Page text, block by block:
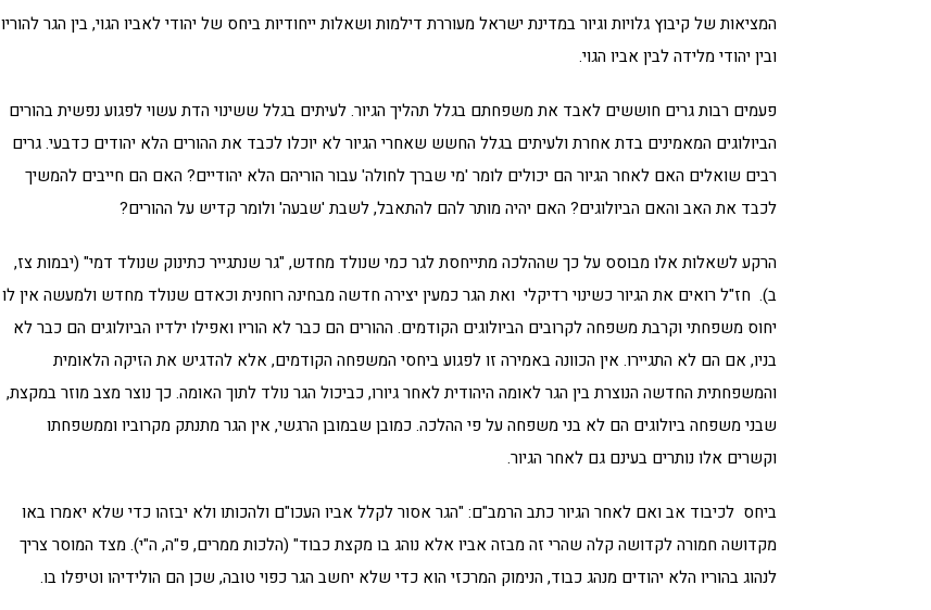
המציאות של קיבוץ גלויות וגיור במדינת ישראל מעוררת דילמות ושאלות ייחודיות ביחס של יהודי לאביו הגוי, בין הגר להוריו
ובין יהודי מלידה לבין אביו הגוי.
פעמים רבות גרים חוששים לאבד את משפחתם בגלל תהליך הגיור. לעיתים בגלל ששינוי הדת עשוי לפגוע נפשית בהורים
הביולוגים המאמינים בדת אחרת ולעיתים בגלל החשש שאחרי הגיור לא יוכלו לכבד את ההורים הלא יהודים כדבעי. גרים
רבים שואלים האם לאחר הגיור הם יכולים לומר 'מי שברך לחולה' עבור הוריהם הלא יהודיים? האם הם חייבים להמשיך
לכבד את האב והאם הביולוגים? האם יהיה מותר להם להתאבל, לשבת 'שבעה' ולומר קדיש על ההורים?
הרקע לשאלות אלו מבוסס על כך שההלכה מתייחסת לגר כמי שנולד מחדש, "גר שנתגייר כתינוק שנולד דמי" (יבמות צז,
ב). חז"ל רואים את הגיור כשינוי רדיקלי ואת הגר כמעין יצירה חדשה מבחינה רוחנית וכאדם שנולד מחדש ולמעשה אין לו
יחוס משפחתי וקרבת משפחה לקרובים הביולוגים הקודמים. ההורים הם כבר לא הוריו ואפילו ילדיו הביולוגים הם כבר לא
בניו, אם הם לא התגיירו. אין הכוונה באמירה זו לפגוע ביחסי המשפחה הקודמים, אלא להדגיש את הזיקה הלאומית
והמשפחתית החדשה הנוצרת בין הגר לאומה היהודית לאחר גיורו, כביכול הגר נולד לתוך האומה. כך נוצר מצב מוזר במקצת,
שבני משפחה ביולוגים הם לא בני משפחה על פי ההלכה. כמובן שבמובן הרגשי, אין הגר מתנתק מקרוביו וממשפחתו
וקשרים אלו נותרים בעינם גם לאחר הגיור.
ביחס לכיבוד אב ואם לאחר הגיור כתב הרמב"ם: "הגר אסור לקלל אביו העכו"ם ולהכותו ולא יבזהו כדי שלא יאמרו באו
מקדושה חמורה לקדושה קלה שהרי זה מבזה אביו אלא נוהג בו מקצת כבוד" (הלכות ממרים, פ"ה, ה"י). מצד המוסר צריך
לנהוג בהוריו הלא יהודים מנהג כבוד, הנימוק המרכזי הוא כדי שלא יחשב הגר כפוי טובה, שכן הם הולידיהו וטיפלו בו.